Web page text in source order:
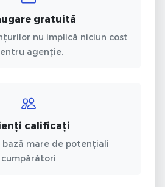
gratuită
nu implică niciun cost
agenție.
calificați
bază mare de potențiali
cumpărători